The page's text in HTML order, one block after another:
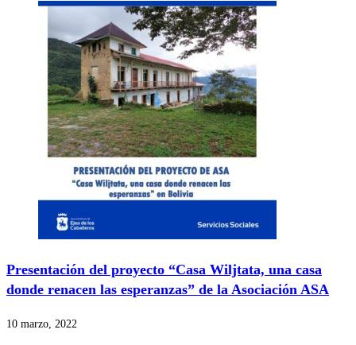
Presentación del proyecto “Casa Wiljtata, una casa
donde renacen las esperanzas” de la Asociación ASA
10 marzo, 2022